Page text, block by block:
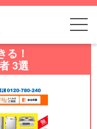
る！
3選